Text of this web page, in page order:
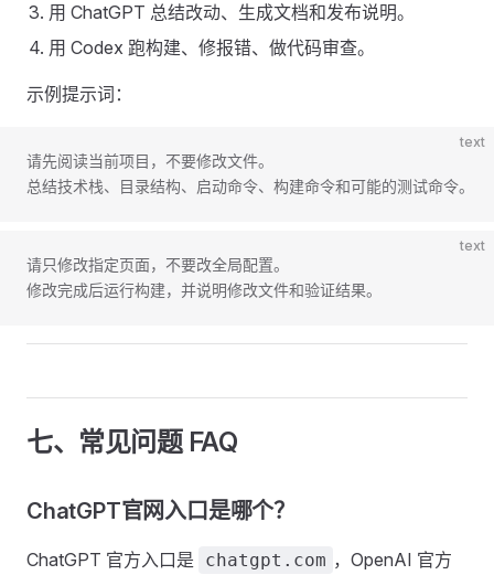
用 ChatGPT 总结改动、生成文档和发布说明。
用 Codex 跑构建、修报错、做代码审查。
示例提示词：
text
请先阅读当前项目，不要修改文件。
总结技术栈、目录结构、启动命令、构建命令和可能的测试命令。
text
请只修改指定页面，不要改全局配置。
修改完成后运行构建，并说明修改文件和验证结果。
七、常见问题 FAQ
ChatGPT官网入口是哪个？
ChatGPT 官方入口是 chatgpt.com ，OpenAI 官方